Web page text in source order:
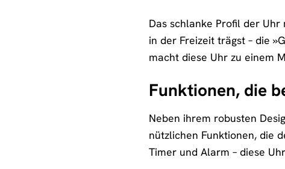
Das schlanke Profil der
in der Freizeit trägst – die
macht diese Uhr zu einem
Funktionen, die
Neben ihrem robusten
nützlichen Funktionen, die
Timer und Alarm – diese